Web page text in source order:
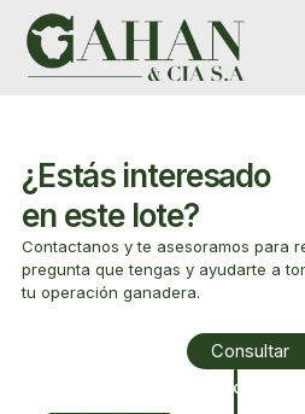
contenido
¿Estás interesado
en este lote?
Contactanos y te asesoramos para
pregunta que tengas y ayudarte a
tu operación ganadera.
Consultar
Condiciones